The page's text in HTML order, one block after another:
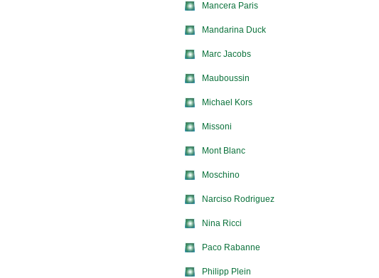
Mancera Paris
Mandarina Duck
Marc Jacobs
Mauboussin
Michael Kors
Missoni
Mont Blanc
Moschino
Narciso Rodriguez
Nina Ricci
Paco Rabanne
Philipp Plein